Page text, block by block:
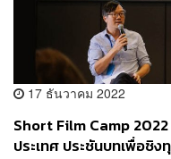
17 ธันวาคม 2022
Short Film Camp
ประเทศ ประชันบทเพื่อชิ